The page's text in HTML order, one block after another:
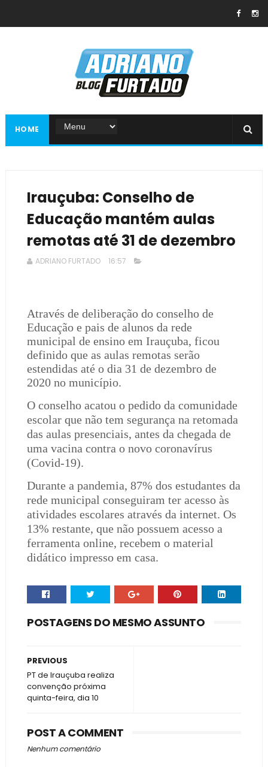
HOME
Irauçuba: Conselho de
Educação mantém aulas
remotas até 31 de dezembro
ADRIANO FURTADO 16:57
Através de deliberação do conselho de
Educação e pais de alunos da rede
municipal de ensino em Irauçuba, ficou
definido que as aulas remotas serão
estendidas até o dia 31 de dezembro de
2020 no município.
O conselho acatou o pedido da comunidade
escolar que não tem segurança na retomada
das aulas presenciais, antes da chegada de
uma vacina contra o novo coronavírus
(Covid-19).
Durante a pandemia, 87% dos estudantes da
rede municipal conseguiram ter acesso às
atividades escolares através da internet. Os
13% restante, que não possuem acesso a
ferramenta online, recebem o material
didático impresso em casa.
POSTAGENS DO MESMO ASSUNTO
PREVIOUS
PT de Irauçuba realiza
convenção próxima
quinta-feira, dia 10
POST A COMMENT
Nenhum comentário